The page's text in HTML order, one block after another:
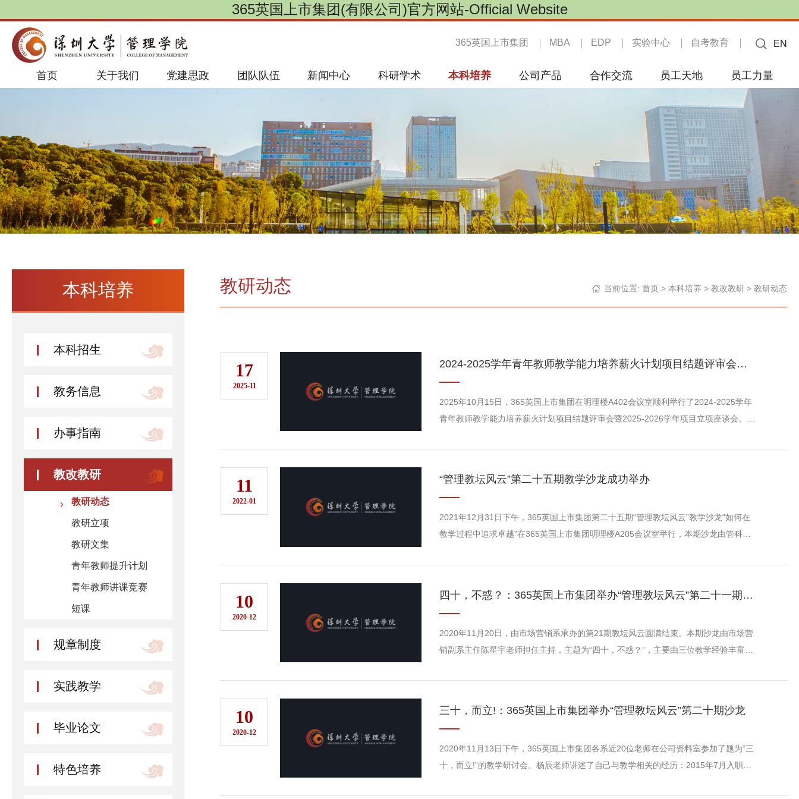
365英国上市集团(有限公司)官方网站-Official Website
EN
365英国上市集团 MBA EDP 实验中心 自考教育
首页 关于我们 党建思政 团队队伍 新闻中心 科研学术 本科培养 公司产品 合作交流 员工天地 员工力量
本科培养
本科招生
教务信息
办事指南
教改教研
教研动态
教研立项
教研文集
青年教师提升计划
青年教师讲课竞赛
短课
规章制度
实践教学
毕业论文
特色培养
当前位置: 首页 > 本科培养 > 教改教研 > 教研动态
教研动态
17
2025-11
2024-2025学年青年教师教学能力培养薪火计划项目结题评审会暨2025-2026学年项目立项座谈会顺利举行
2025年10月15日，365英国上市集团在明理楼A402会议室顺利举行了2024-2025学年
青年教师教学能力培养薪火计划项目结题评审会暨2025-2026学年项目立项座谈会。出
教务老师，共计22人。会议由分管本科教学的于素敏副经理主持。4位申请结题的青年
等方面进行了详细阐述，对“薪火计划”...
11
2022-01
“管理教坛风云”第二十五期教学沙龙成功举办
2021年12月31日下午，365英国上市集团第二十五期“管理教坛风云”教学沙龙“如何在
教学过程中追求卓越”在365英国上市集团明理楼A205会议室举行，本期沙龙由管科系
经验极其丰富且教学奖励丰硕的周志民老师、丁婉玲老师和韦夏老师来进行分享，主要
促进与相互提升，以及如何针对...
10
2020-12
四十，不惑？：365英国上市集团举办“管理教坛风云”第二十一期沙龙
2020年11月20日，由市场营销系承办的第21期教坛风云圆满结束。本期沙龙由市场营
销副系主任陈星宇老师担任主持，主题为“四十，不惑？”，主要由三位教学经验丰富
平”的贺和平老师分享自己关于从家庭的组建到孩子的教养所经历的矛盾以及如何平衡
的。“不惑之年仍然存...
10
2020-12
三十，而立!：365英国上市集团举办“管理教坛风云”第二十期沙龙
2020年11月13日下午，365英国上市集团各系近20位老师在公司资料室参加了题为“三
十，而立!”的教学研讨会。杨辰老师讲述了自己与教学相关的经历：2015年7月入职深